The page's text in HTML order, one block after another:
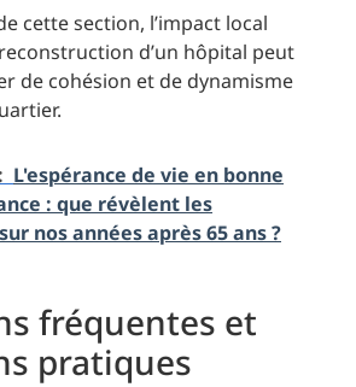
cette section, l’impact local
d’un hôpital peut
de cohésion et de dynamisme
L'espérance de vie en bonne
: que révèlent les
nos années après 65 ans ?
fréquentes et
pratiques